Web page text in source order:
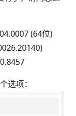
(64位)
选项：